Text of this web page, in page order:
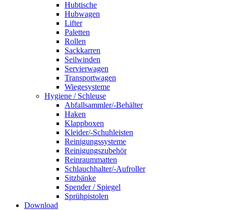
Hubtische
Hubwagen
Lifter
Paletten
Rollen
Sackkarren
Seilwinden
Servierwagen
Transportwagen
Wiegesysteme
Hygiene / Schleuse
Abfallsammler/-Behälter
Haken
Klappboxen
Kleider/-Schuhleisten
Reinigungssysteme
Reinigungszubehör
Reinraummatten
Schlauchhalter/-Aufroller
Sitzbänke
Spender / Spiegel
Sprühpistolen
Download